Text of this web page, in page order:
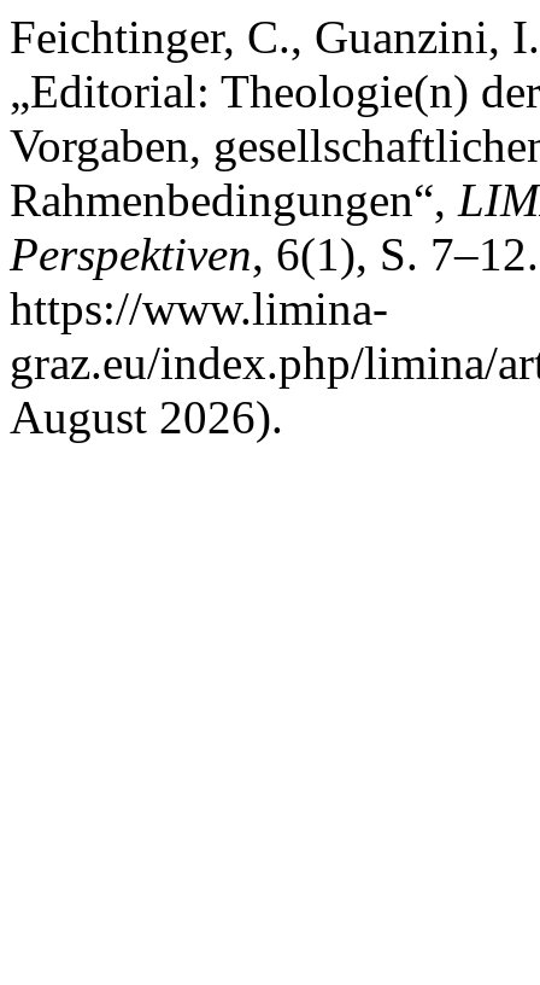
Feichtinger, C., Guanzini,
„Editorial: Theologie(n)
Vorgaben,
Rahmenbedingungen“,
Perspektiven, 6(1), S.
https://www.limina-
graz.eu/index.php/limina/
August 2026).